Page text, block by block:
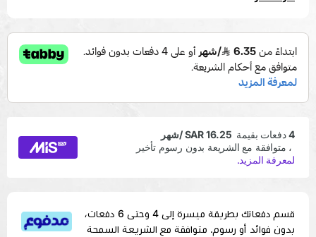
قسم دفعاتك بطريقة ميسرة إلى 4 وحتى 6 دفعات،
بدون فوائد أو رسوم. متوافقة مع الشريعة السمحة